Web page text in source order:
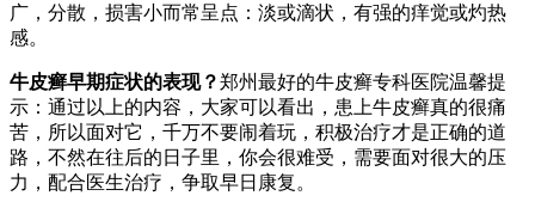
广，分散，损害小而常呈点：淡或滴状，有强的痒觉或灼热
感。
牛皮癣早期症状的表现？郑州最好的牛皮癣专科医院温馨提
示：通过以上的内容，大家可以看出，患上牛皮癣真的很痛
苦，所以面对它，千万不要闹着玩，积极治疗才是正确的道
路，不然在往后的日子里，你会很难受，需要面对很大的压
力，配合医生治疗，争取早日康复。